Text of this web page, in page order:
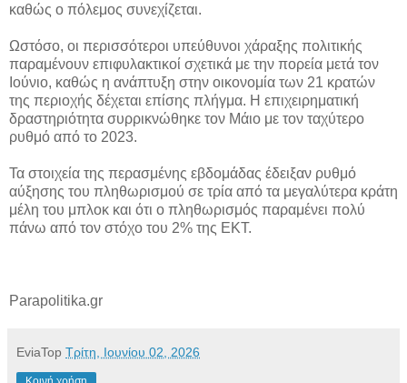
καθώς ο πόλεμος συνεχίζεται.
Ωστόσο, οι περισσότεροι υπεύθυνοι χάραξης πολιτικής
παραμένουν επιφυλακτικοί σχετικά με την πορεία μετά τον
Ιούνιο, καθώς η ανάπτυξη στην οικονομία των 21 κρατών
της περιοχής δέχεται επίσης πλήγμα. Η επιχειρηματική
δραστηριότητα συρρικνώθηκε τον Μάιο με τον ταχύτερο
ρυθμό από το 2023.
Τα στοιχεία της περασμένης εβδομάδας έδειξαν ρυθμό
αύξησης του πληθωρισμού σε τρία από τα μεγαλύτερα κράτη
μέλη του μπλοκ και ότι ο πληθωρισμός παραμένει πολύ
πάνω από τον στόχο του 2% της ΕΚΤ.
Parapolitika.gr
EviaTop Τρίτη, Ιουνίου 02, 2026